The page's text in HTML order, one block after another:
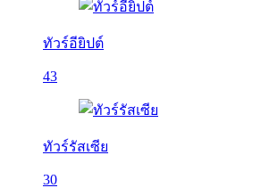
ทัวร์อียิปต์
43
ทัวร์รัสเซีย
30